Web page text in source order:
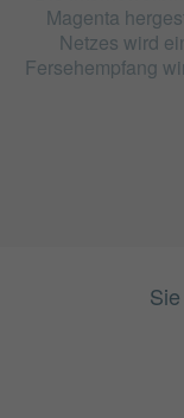
Magenta
Netzes wird
Fersehempfang